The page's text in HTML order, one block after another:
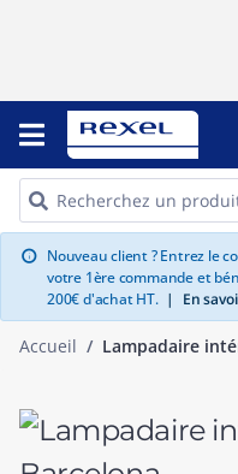
info Nouveau client ? Entrez le
votre 1ère commande et
200€ d'achat HT. | En
Accueil Lampadaire